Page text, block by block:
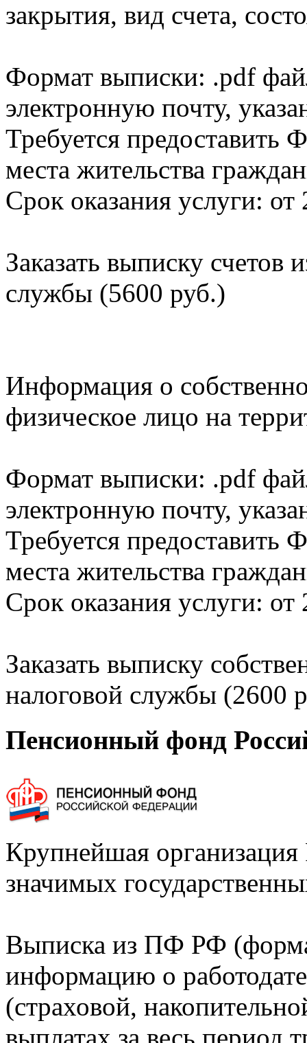
закрытия, вид счета,
Формат выписки: .pdf
электронную почту,
Требуется
места жительства
Срок оказания услуги: от
Заказать выписку счетов
службы (5600 руб.)
Информация о
физическое лицо на
Формат выписки: .pdf
электронную почту,
Требуется
места жительства
Срок оказания услуги: от
Заказать выписку
налоговой службы (2600
Пенсионный фонд
Крупнейшая
значимых
Выписка из ПФ РФ
информацию о
(страховой,
выплатах за весь период